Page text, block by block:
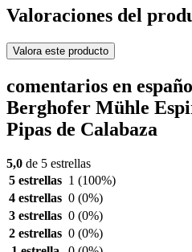
Valoraciones del
Valora este producto
comentarios en
Berghofer Mühle
Pipas de Calabaza
5,0 de 5 estrellas
5 estrellas 1 (100%)
4 estrellas 0 (0%)
3 estrellas 0 (0%)
2 estrellas 0 (0%)